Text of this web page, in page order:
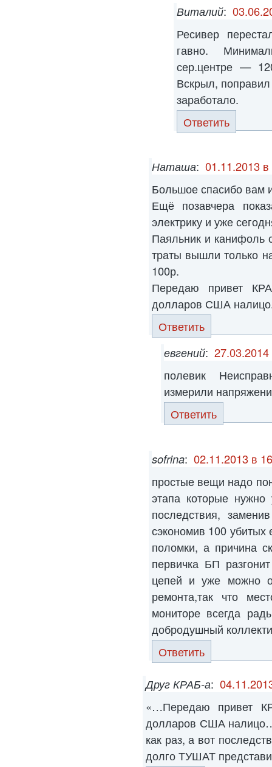
Виталий:
Ресивер
гавно.
сер.центре —
Вскрыл,
заработало.
Ответить
Наташа: 01.11.2013
Большое спасибо вам
Ещё позавчера
электрику и уже
Паяльник и канифоль
траты вышли только
100р.
Передаю привет
долларов США
Ответить
евгений:
полевик
измерили
Ответить
sofrina: 02.11.2013 в
простые вещи надо
этапа которые нужно
последствия,
сэкономив 100 убитых
поломки, а причина
первичка БП
цепей и уже можно
ремонта,так что
мониторе всегда
добродушный
Ответить
Друг КРАБ-а:
«…Передаю привет
долларов США
как раз, а вот
долго ТУШАТ